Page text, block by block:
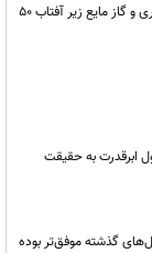
ریمـدان در آستانه بحران؛ ۳ هزار کامیون قفل، صف ۵۰ کیلومتری و گاز مایع زیر آفتاب ۵۰
ابرقدرت به حقیقت
گذشته موفق‌تر بوده